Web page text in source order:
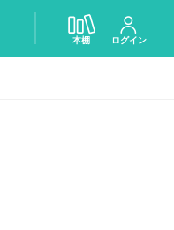
本棚 ログイン